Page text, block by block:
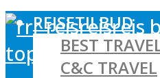
REJSETILBUD
BEST
C&C TRAVEL